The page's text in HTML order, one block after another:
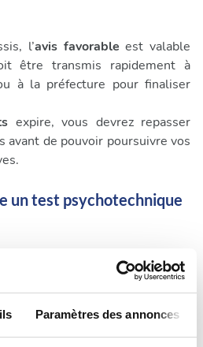
Paramètres des annonces
l’avis favorable est valable
être transmis rapidement à
à la préfecture pour finaliser
expire, vous devrez repasser
avant de pouvoir poursuivre vos
un test psychotechnique
psychotechnique permisse fait
discute avec vous
explique les objectifs des